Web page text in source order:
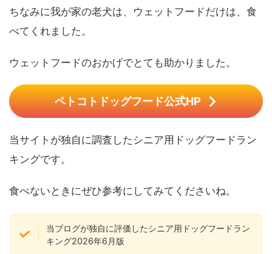
ちなみに我が家の老犬は、ウェットフードだけは、食
べてくれました。
ウェットフードのおかげでとても助かりました。
ペトコトドッグフード公式HP
当サイトが独自に調査したシニア用ドッグフードラン
キングです。
食べないときにぜひ参考にしてみてくださいね。
当ブログが独自に評価したシニア用ドッグフードラン
キング2026年6月版